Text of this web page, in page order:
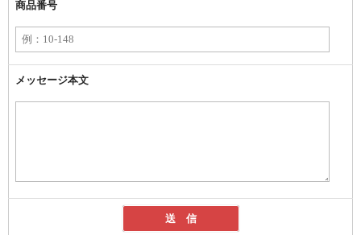
商品番号
メッセージ本文